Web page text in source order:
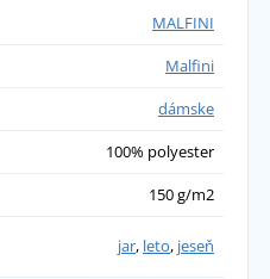
si kúpila ďalšie,
Normálne nosím
MALFINI
Malfini
dámske
100% polyester
150 g/m2
jar, leto, jeseň